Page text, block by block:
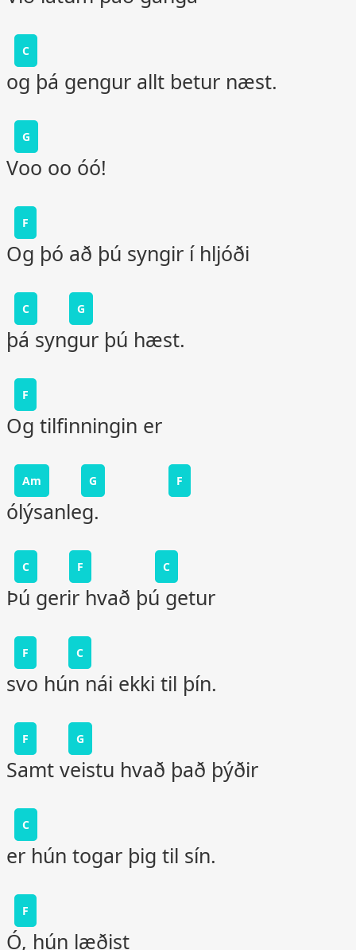
C
og þá gengur allt betur næst.
G
Voo oo óó!
F
Og þó að þú syngir í hljóði
C G
þá syngur þú hæst.
F
Og tilfinningin er
Am G F
ólýsanleg.
C F C
Þú gerir hvað þú getur
F C
svo hún nái ekki til þín.
F G
Samt veistu hvað það þýðir
C
er hún togar þig til sín.
F
Ó, hún læðist